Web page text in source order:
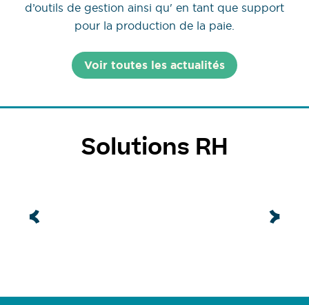
d’outils de gestion ainsi qu' en tant que support
pour la production de la paie.
Voir toutes les actualités
Solutions RH